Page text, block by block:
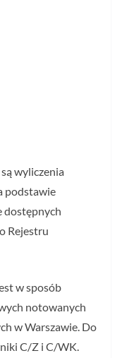
wyliczenia
podstawie
dostępnych
Rejestru
w sposób
notowanych
w Warszawie. Do
C/Z i C/WK.